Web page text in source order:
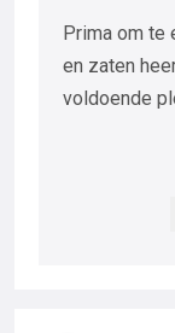
Prima om te
en zaten
voldoende